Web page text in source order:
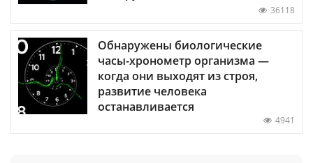
36118
Обнаружены биологические
часы-хронометр организма —
когда они выходят из строя,
развитие человека
останавливается
4941